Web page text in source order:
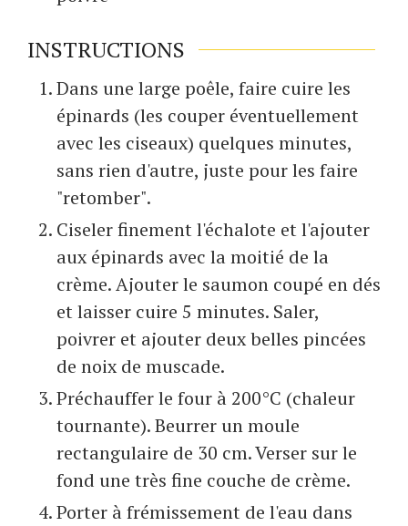
INSTRUCTIONS
Dans une large poêle, faire cuire les
épinards (les couper éventuellement
avec les ciseaux) quelques minutes,
sans rien d'autre, juste pour les faire
"retomber".
Ciseler finement l'échalote et l'ajouter
aux épinards avec la moitié de la
crème. Ajouter le saumon coupé en dés
et laisser cuire 5 minutes. Saler,
poivrer et ajouter deux belles pincées
de noix de muscade.
Préchauffer le four à 200°C (chaleur
tournante). Beurrer un moule
rectangulaire de 30 cm. Verser sur le
fond une très fine couche de crème.
Porter à frémissement de l'eau dans